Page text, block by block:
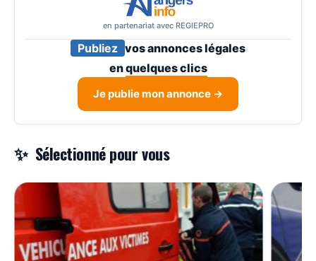
en partenariat avec REGIEPRO
Publiez vos annonces légales
enquelques clics
Je publie mon annonce →
Sélectionné pour vous